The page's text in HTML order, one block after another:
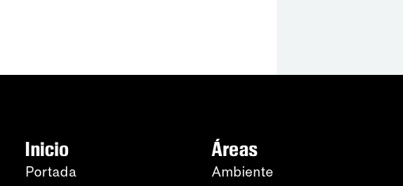
Inicio
Portada
Áreas
Ambiente